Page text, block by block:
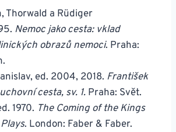
Thorwald a Rüdiger
Nemoc jako cesta: vklad
obrazů nemoci. Praha:
ed. 2004, 2018. František
cesta, sv. 1. Praha: Svět.
1970. The Coming of the Kings
. London: Faber & Faber.